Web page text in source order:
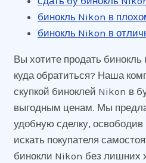
бинокль Nikon в
бинокль Nikon в
Вы хотите продать бинокль
куда обратиться? Наша
скупкой биноклей Nikon в
выгодным ценам. Мы
удобную сделку,
искать покупателя
бинокли Nikon без лишних